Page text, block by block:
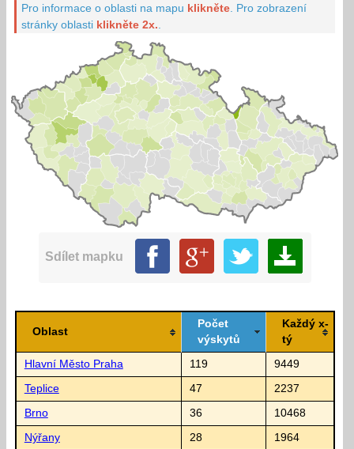
Pro informace o oblasti na mapu klikněte Pro zobrazení
stránky oblasti klikněte 2x.
Sdílet mapku
Oblast
Počet
výskytů
Každý x-
tý
Hlavní Město Praha 119 9449
Teplice 47 2237
Brno 36 10468
Nýřany 28 1964